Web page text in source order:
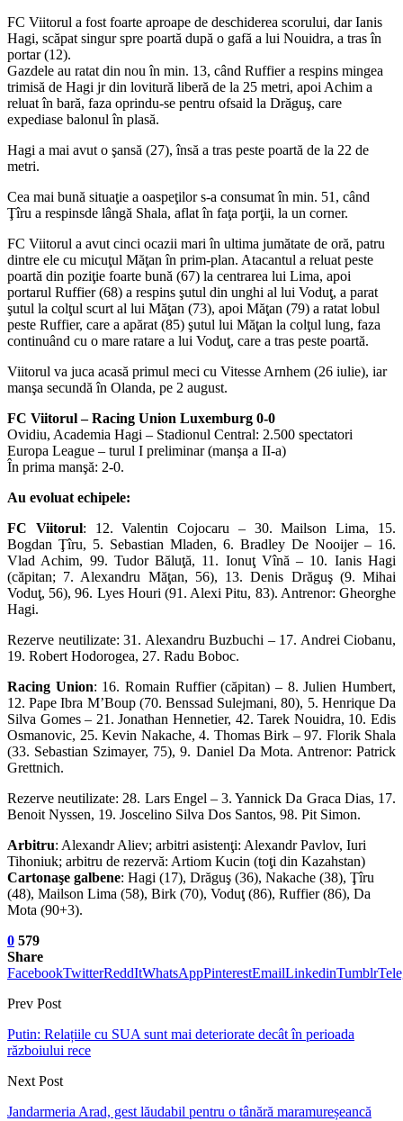
FC Viitorul a fost foarte aproape de deschiderea scorului, dar Ianis
Hagi, scăpat singur spre poartă după o gafă a lui Nouidra, a tras în
portar (12).
Gazdele au ratat din nou în min. 13, când Ruffier a respins mingea
trimisă de Hagi jr din lovitură liberă de la 25 metri, apoi Achim a
reluat în bară, faza oprindu-se pentru ofsaid la Drăguş, care
expediase balonul în plasă.
Hagi a mai avut o şansă (27), însă a tras peste poartă de la 22 de
metri.
Cea mai bună situaţie a oaspeţilor s-a consumat în min. 51, când
Ţîru a respinsde lângă Shala, aflat în faţa porţii, la un corner.
FC Viitorul a avut cinci ocazii mari în ultima jumătate de oră, patru
dintre ele cu micuţul Măţan în prim-plan. Atacantul a reluat peste
poartă din poziţie foarte bună (67) la centrarea lui Lima, apoi
portarul Ruffier (68) a respins şutul din unghi al lui Voduţ, a parat
şutul la colţul scurt al lui Măţan (73), apoi Măţan (79) a ratat lobul
peste Ruffier, care a apărat (85) şutul lui Măţan la colţul lung, faza
continuând cu o mare ratare a lui Voduţ, care a tras peste poartă.
Viitorul va juca acasă primul meci cu Vitesse Arnhem (26 iulie), iar
manşa secundă în Olanda, pe 2 august.
FC Viitorul – Racing Union Luxemburg 0-0
Ovidiu, Academia Hagi – Stadionul Central: 2.500 spectatori
Europa League – turul I preliminar (manşa a II-a)
În prima manşă: 2-0.
Au evoluat echipele:
FC Viitorul: 12. Valentin Cojocaru – 30. Mailson Lima, 15.
Bogdan Ţîru, 5. Sebastian Mladen, 6. Bradley De Nooijer – 16.
Vlad Achim, 99. Tudor Băluţă, 11. Ionuţ Vînă – 10. Ianis Hagi
(căpitan; 7. Alexandru Măţan, 56), 13. Denis Drăguş (9. Mihai
Voduţ, 56), 96. Lyes Houri (91. Alexi Pitu, 83). Antrenor: Gheorghe
Hagi.
Rezerve neutilizate: 31. Alexandru Buzbuchi – 17. Andrei Ciobanu,
19. Robert Hodorogea, 27. Radu Boboc.
Racing Union: 16. Romain Ruffier (căpitan) – 8. Julien Humbert,
12. Pape Ibra M’Boup (70. Benssad Sulejmani, 80), 5. Henrique Da
Silva Gomes – 21. Jonathan Hennetier, 42. Tarek Nouidra, 10. Edis
Osmanovic, 25. Kevin Nakache, 4. Thomas Birk – 97. Florik Shala
(33. Sebastian Szimayer, 75), 9. Daniel Da Mota. Antrenor: Patrick
Grettnich.
Rezerve neutilizate: 28. Lars Engel – 3. Yannick Da Graca Dias, 17.
Benoit Nyssen, 19. Joscelino Silva Dos Santos, 98. Pit Simon.
Arbitru: Alexandr Aliev; arbitri asistenţi: Alexandr Pavlov, Iuri
Tihoniuk; arbitru de rezervă: Artiom Kucin (toţi din Kazahstan)
Cartonaşe galbene: Hagi (17), Drăguş (36), Nakache (38), Ţîru
(48), Mailson Lima (58), Birk (70), Voduţ (86), Ruffier (86), Da
Mota (90+3).
0 579
Share
FacebookTwitterReddItWhatsAppPinterestEmailLinkedinTumblr
Prev Post
Putin: Relațiile cu SUA sunt mai deteriorate decât în perioada
războiului rece
Next Post
Jandarmeria Arad, gest lăudabil pentru o tânără maramureșeancă